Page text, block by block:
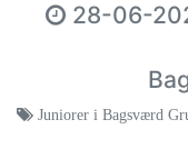
28-06-
Juniorer i Bagsværd